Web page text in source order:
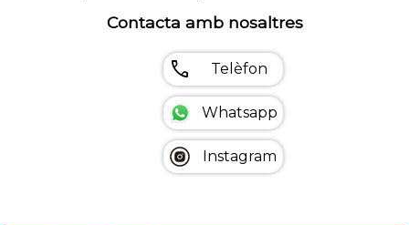
Contacta amb nosaltres
call Telèfon
Whatsapp
Instagram